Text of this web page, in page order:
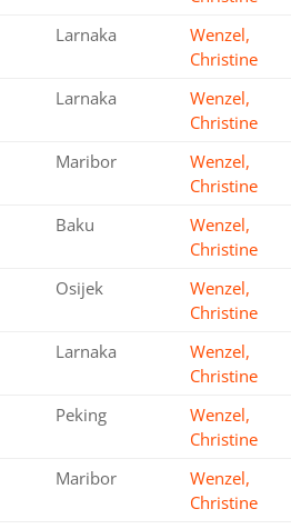
Larnaka
Wenzel,
Christine
Larnaka
Wenzel,
Christine
Maribor
Wenzel,
Christine
Baku
Wenzel,
Christine
Osijek
Wenzel,
Christine
Larnaka
Wenzel,
Christine
Peking
Wenzel,
Christine
Maribor
Wenzel,
Christine